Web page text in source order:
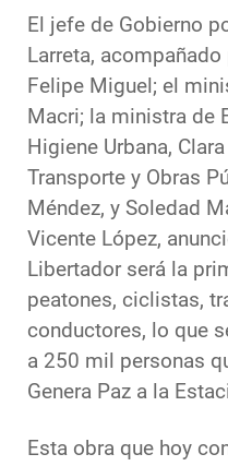
El jefe de Gobierno
Larreta,
Felipe Miguel; el
Macri; la ministra de
Higiene Urbana,
Transporte y Obras
Méndez, y Soledad
Vicente López,
Libertador será la
peatones, ciclistas,
conductores, lo que
a 250 mil personas
Genera Paz a la
Esta obra que hoy